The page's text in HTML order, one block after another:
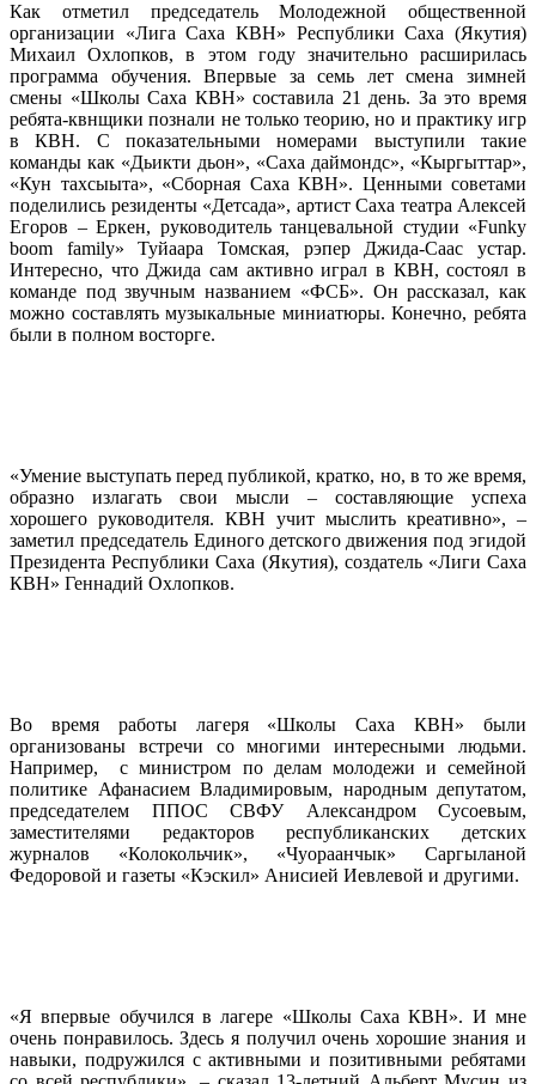
Как отметил председатель Молодежной общественной
организации «Лига Саха КВН» Республики Саха (Якутия)
Михаил Охлопков, в этом году значительно расширилась
программа обучения. Впервые за семь лет смена зимней
смены «Школы Саха КВН» составила 21 день. За это время
ребята-квнщики познали не только теорию, но и практику игр
в КВН. С показательными номерами выступили такие
команды как «Дьикти дьон», «Саха даймондс», «Кыргыттар»,
«Кун тахсыыта», «Сборная Саха КВН». Ценными советами
поделились резиденты «Детсада», артист Саха театра Алексей
Егоров – Еркен, руководитель танцевальной студии «Funky
boom family» Туйаара Томская, рэпер Джида-Саас устар.
Интересно, что Джида сам активно играл в КВН, состоял в
команде под звучным названием «ФСБ». Он рассказал, как
можно составлять музыкальные миниатюры. Конечно, ребята
были в полном восторге.
«Умение выступать перед публикой, кратко, но, в то же время,
образно излагать свои мысли – составляющие успеха
хорошего руководителя. КВН учит мыслить креативно», –
заметил председатель Единого детского движения под эгидой
Президента Республики Саха (Якутия), создатель «Лиги Саха
КВН» Геннадий Охлопков.
Во время работы лагеря «Школы Саха КВН» были
организованы встречи со многими интересными людьми.
Например, с министром по делам молодежи и семейной
политике Афанасием Владимировым, народным депутатом,
председателем ППОС СВФУ Александром Сусоевым,
заместителями редакторов республиканских детских
журналов «Колокольчик», «Чуораанчык» Саргыланой
Федоровой и газеты «Кэскил» Анисией Иевлевой и другими.
«Я впервые обучился в лагере «Школы Саха КВН». И мне
очень понравилось. Здесь я получил очень хорошие знания и
навыки, подружился с активными и позитивными ребятами